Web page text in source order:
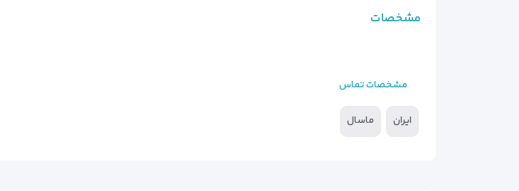
مشخصات
مشخصات تماس
ایران ماسال